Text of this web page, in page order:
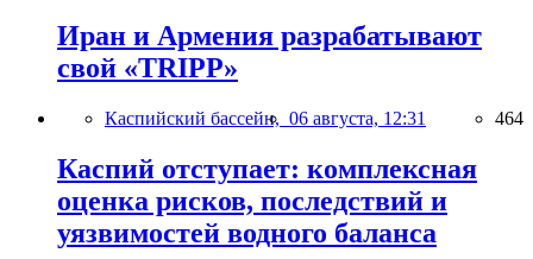
Иран и Армения разрабатывают
свой «TRIPP»
Каспийский бассейн, 06 августа, 12:31 464
Каспий отступает: комплексная
оценка рисков, последствий и
уязвимостей водного баланса